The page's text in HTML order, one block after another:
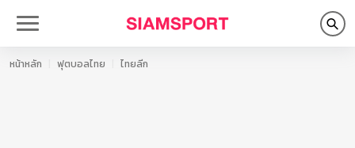
หน้าหลัก ฟุตบอลไทย ไทยลีก